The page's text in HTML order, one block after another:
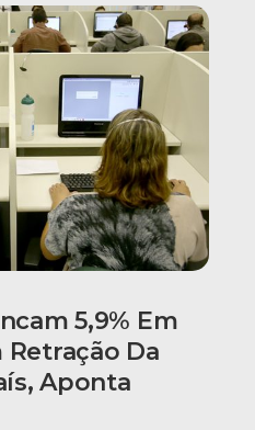
5,9% Em
Da
Aponta